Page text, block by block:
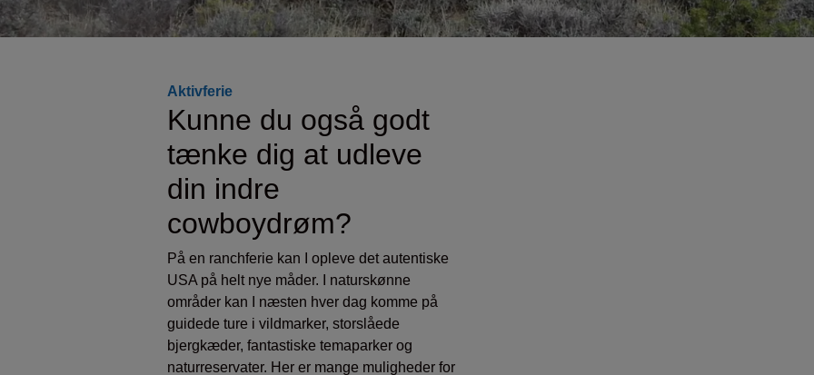
Aktivferie
Kunne du også godt
tænke dig at udleve
din indre
cowboydrøm?
På en ranchferie kan I opleve det autentiske
USA på helt nye måder. I naturskønne
områder kan I næsten hver dag komme på
guidede ture i vildmarker, storslåede
bjergkæder, fantastiske temaparker og
naturreservater. Her er mange muligheder for